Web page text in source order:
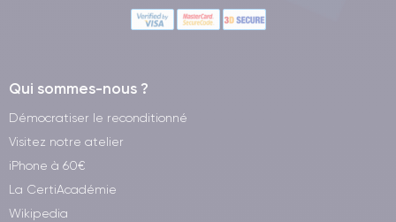
Qui sommes-nous ?
Démocratiser le reconditionné
Visitez notre atelier
iPhone à 60€
La CertiAcadémie
Wikipedia